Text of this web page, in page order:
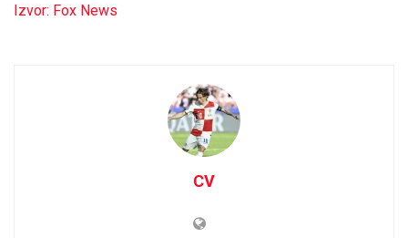
Izvor: Fox News
CV